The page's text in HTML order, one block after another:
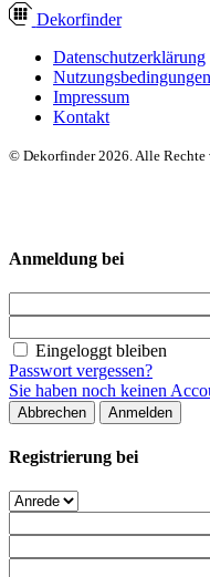
Dekorfinder
Datenschutzerklärung
Nutzungsbedingungen
Impressum
Kontakt
© Dekorfinder 2026. Alle Rechte
Anmeldung bei
Eingeloggt bleiben
Passwort vergessen?
Sie haben noch keinen
Abbrechen Anmelden
Registrierung bei